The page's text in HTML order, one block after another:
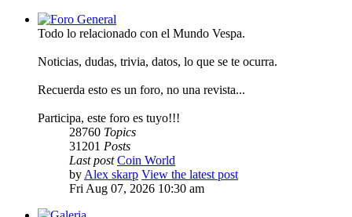
Foro General
Todo lo relacionado con el Mundo Vespa.
Noticias, dudas, trivia, datos, lo que se te ocurra.
Recuerda esto es un foro, no una revista...
Participa, este foro es tuyo!!!
28760 Topics
31201 Posts
Last post Coin World
by Alex skarp View the latest post
Fri Aug 07, 2026 10:30 am